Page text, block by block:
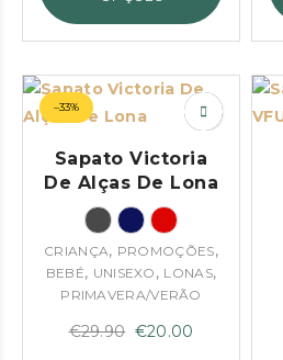
–33%
Sapato Victoria
De Alças De Lona
CRIANÇA, PROMOÇÕES,
BEBÉ, UNISEXO , LONAS,
PRIMAVERA/VERÃO
€29.90 O
€20.00